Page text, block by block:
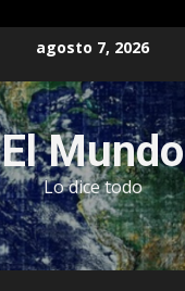
agosto 7, 2026
El Mundo
Lo dice todo